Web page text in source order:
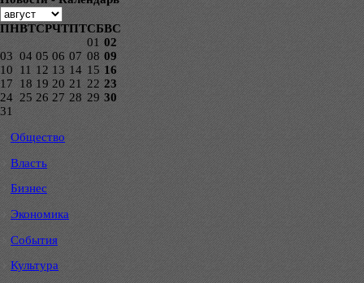
ПНВТСРЧТПТСБВС
01 02
03 04 05 06 07 08 09
10
11 12 13 14 15 16
17
18 19 20 21 22 23
24 25 26 27 28 29 30
31
Общество
Власть
Бизнес
Экономика
События
Культура